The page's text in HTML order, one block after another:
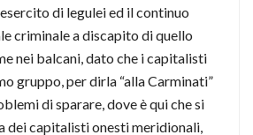
di legulei ed il continuo
criminale a discapito di quello
nei balcani, dato che i capitalisti
gruppo, per dirla “alla Carminati”
di sparare, dove è qui che si
dei capitalisti onesti meridionali,